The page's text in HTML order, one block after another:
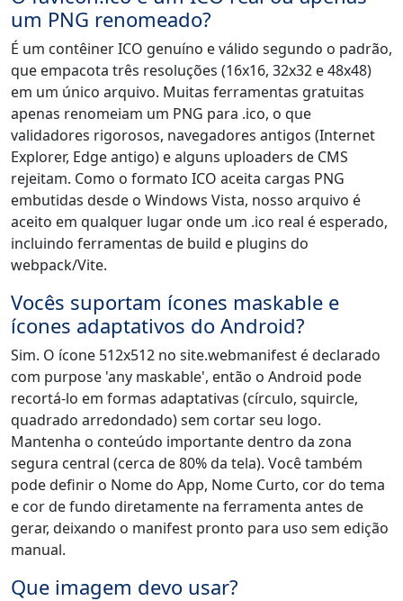
um PNG renomeado?
É um contêiner ICO genuíno e válido segundo o padrão,
que empacota três resoluções (16x16, 32x32 e 48x48)
em um único arquivo. Muitas ferramentas gratuitas
apenas renomeiam um PNG para .ico, o que
validadores rigorosos, navegadores antigos (Internet
Explorer, Edge antigo) e alguns uploaders de CMS
rejeitam. Como o formato ICO aceita cargas PNG
embutidas desde o Windows Vista, nosso arquivo é
aceito em qualquer lugar onde um .ico real é esperado,
incluindo ferramentas de build e plugins do
webpack/Vite.
Vocês suportam ícones maskable e
ícones adaptativos do Android?
Sim. O ícone 512x512 no site.webmanifest é declarado
com purpose 'any maskable', então o Android pode
recortá-lo em formas adaptativas (círculo, squircle,
quadrado arredondado) sem cortar seu logo.
Mantenha o conteúdo importante dentro da zona
segura central (cerca de 80% da tela). Você também
pode definir o Nome do App, Nome Curto, cor do tema
e cor de fundo diretamente na ferramenta antes de
gerar, deixando o manifest pronto para uso sem edição
manual.
Que imagem devo usar?